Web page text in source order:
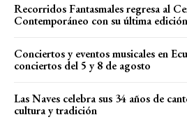
Recorridos Fantasmales regresa al
Contemporáneo con su última edición
Conciertos y eventos musicales en
conciertos del 5 y 8 de agosto
Las Naves celebra sus 34 años de
cultura y tradición